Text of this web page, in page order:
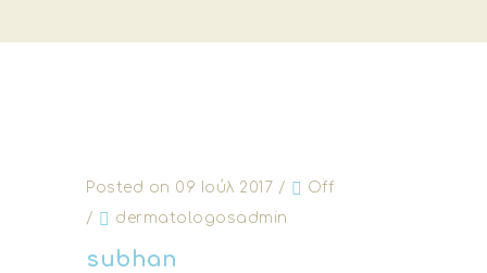
Posted on 09 Ιούλ 2017 /
Off
/
dermatologosadmin
subhan